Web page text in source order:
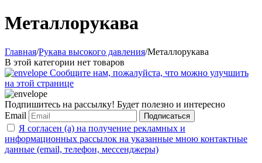
Металлорукава
Главная/Рукава высокого давления/Металлорукава
В этой категории нет товаров
Сообщите нам, пожалуйста, что можно улучшить
на этой странице
Подпишитесь на рассылку! Будет полезно и интересно
Email
Подписаться
Я согласен (а) на получение рекламных и
информационных рассылок на указанные мною контактные
данные (email, телефон, мессенджеры)